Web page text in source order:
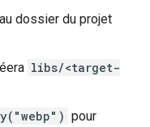
au dossier du projet
libs/<target-
pour